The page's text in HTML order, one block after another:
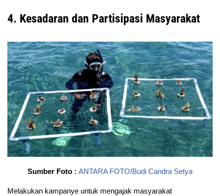
4. Kesadaran dan Partisipasi Masyarakat
Sumber Foto : ANTARA FOTO/Budi Candra Setya
Melakukan kampanye untuk mengajak masyarakat